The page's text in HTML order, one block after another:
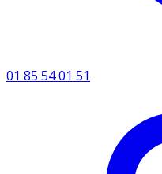
01 85 54 01 51